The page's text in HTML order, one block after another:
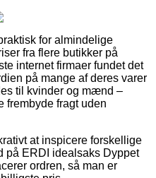
for almindelige
fra flere butikker på
internet firmaer fundet det
på mange af deres varer
til kvinder og mænd –
frembyde fragt uden
at inspicere forskellige
på ERDI idealsaks Dyppet
ordren, så man er